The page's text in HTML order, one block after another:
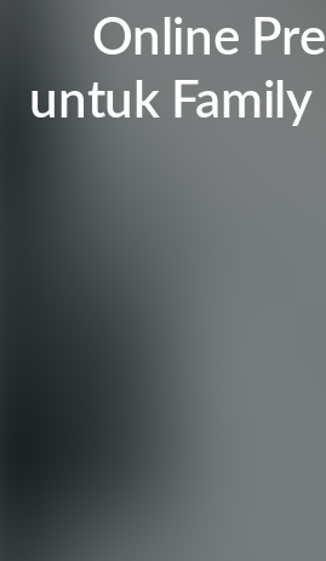
Online
untuk Family